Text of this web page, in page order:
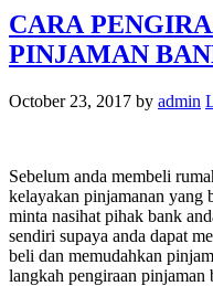
CARA
PINJAMAN
October 23, 2017 by admin
Sebelum anda membeli
kelayakan pinjamanan yang
minta nasihat pihak bank
sendiri supaya anda dapat
beli dan memudahkan
langkah pengiraan pinjaman